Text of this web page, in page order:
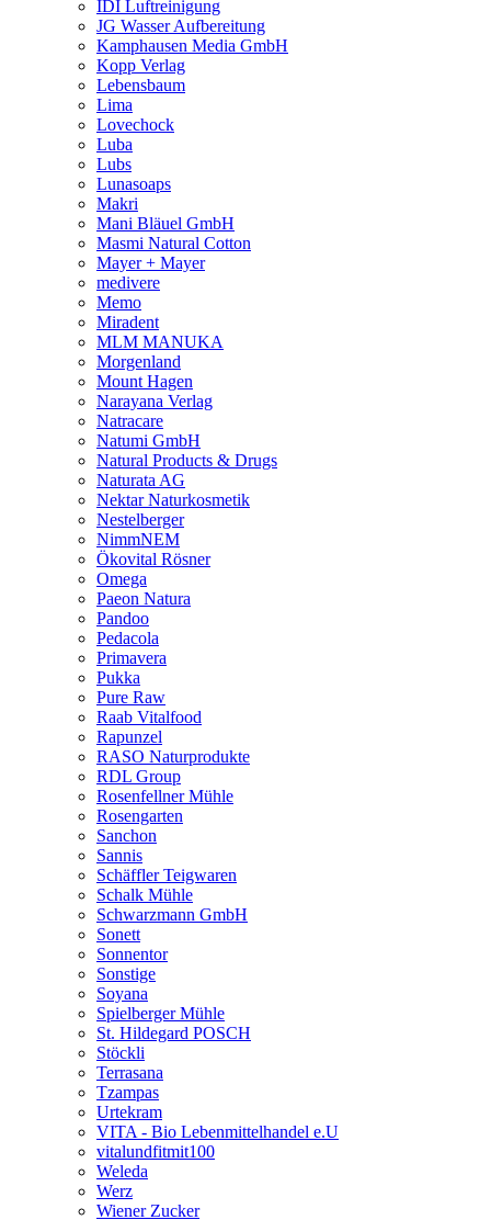
IDI Luftreinigung
JG Wasser Aufbereitung
Kamphausen Media GmbH
Kopp Verlag
Lebensbaum
Lima
Lovechock
Luba
Lubs
Lunasoaps
Makri
Mani Bläuel GmbH
Masmi Natural Cotton
Mayer + Mayer
medivere
Memo
Miradent
MLM MANUKA
Morgenland
Mount Hagen
Narayana Verlag
Natracare
Natumi GmbH
Natural Products & Drugs
Naturata AG
Nektar Naturkosmetik
Nestelberger
NimmNEM
Ökovital Rösner
Omega
Paeon Natura
Pandoo
Pedacola
Primavera
Pukka
Pure Raw
Raab Vitalfood
Rapunzel
RASO Naturprodukte
RDL Group
Rosenfellner Mühle
Rosengarten
Sanchon
Sannis
Schäffler Teigwaren
Schalk Mühle
Schwarzmann GmbH
Sonett
Sonnentor
Sonstige
Soyana
Spielberger Mühle
St. Hildegard POSCH
Stöckli
Terrasana
Tzampas
Urtekram
VITA - Bio Lebenmittelhandel e.U
vitalundfitmit100
Weleda
Werz
Wiener Zucker